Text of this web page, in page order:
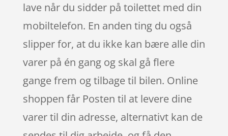
lave når du sidder på toilettet med din
mobiltelefon. En anden ting du også
slipper for, at du ikke kan bære alle din
varer på én gang og skal gå flere
gange frem og tilbage til bilen. Online
shoppen får Posten til at levere dine
varer til din adresse, alternativt kan de